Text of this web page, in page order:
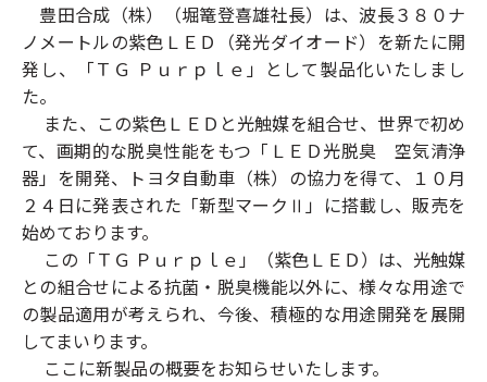
豊田合成（株）（堀篭登喜雄社長）は、波長３８０ナ
ノメートルの紫色ＬＥＤ（発光ダイオード）を新たに開
発し、「ＴＧ Ｐｕｒｐｌｅ」として製品化いたしまし
た。
また、この紫色ＬＥＤと光触媒を組合せ、世界で初め
て、画期的な脱臭性能をもつ「ＬＥＤ光脱臭 空気清浄
器」を開発、トヨタ自動車（株）の協力を得て、１０月
２４日に発表された「新型マークⅡ」に搭載し、販売を
始めております。
この「ＴＧ Ｐｕｒｐｌｅ」（紫色ＬＥＤ）は、光触媒
との組合せによる抗菌・脱臭機能以外に、様々な用途で
の製品適用が考えられ、今後、積極的な用途開発を展開
してまいります。
ここに新製品の概要をお知らせいたします。